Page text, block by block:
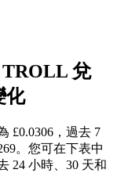
兌
化
£0.0306，過去 7
。您可在下表中
24 小時、30 天和